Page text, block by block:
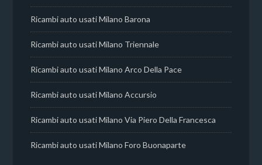
Ricambi auto usati Milano Barona
Ricambi auto usati Milano Triennale
Ricambi auto usati Milano Arco Della Pace
Ricambi auto usati Milano Accursio
Ricambi auto usati Milano Via Piero Della Francesca
Ricambi auto usati Milano Foro Buonaparte